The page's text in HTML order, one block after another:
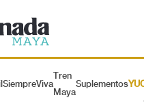
SiempreViva
Tren
Maya
Suplementos